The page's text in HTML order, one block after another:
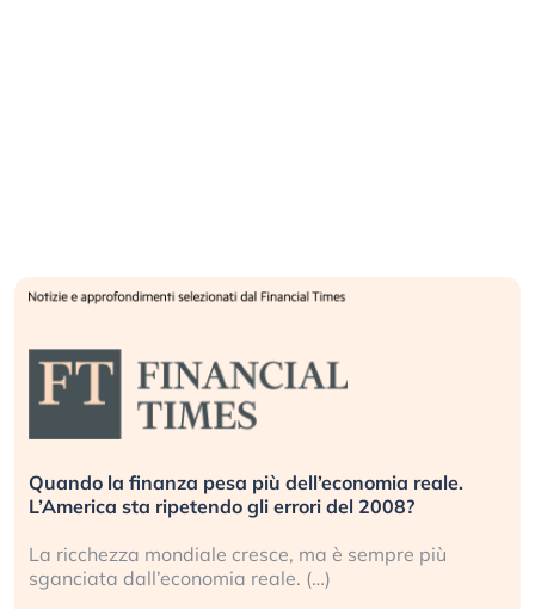
Quando la finanza pesa più dell’economia reale.
L’America sta ripetendo gli errori del 2008?
La ricchezza mondiale cresce, ma è sempre più
sganciata dall’economia reale. (…)